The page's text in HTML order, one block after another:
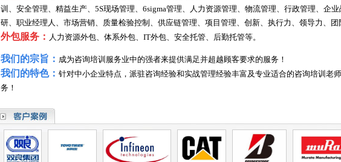
训、安全管理、精益生产、5S现场管理、6sigma管理、人力资源管理、物流管理、行政管理、企
研、职业经理人、市场营销、质量检验控制、供应链管理、项目管理、创新、执行力、领导力、团
外包服务： 人力资源外包、体系外包、IT外包、安全托管、后勤托管等。
我们的宗旨： 成为咨询培训服务业中的强者来提供满足并超越顾客要求的服务！
我们的特色： 针对中小企业特点，派驻咨询经验和实战管理经验丰富及专业适合的咨询培训老
务！